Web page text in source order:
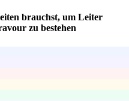
brauchst, um Leiter
zu bestehen